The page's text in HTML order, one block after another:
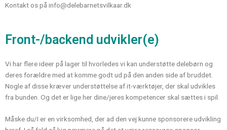
Kontakt os på info@delebarnetsvilkaar.dk
Front-/backend udvikler(e)
Vi har flere ideer på lager til hvorledes vi kan understøtte delebørn og
deres forældre med at komme godt ud på den anden side af bruddet.
Nogle af disse kræver understøttelse af it-værktøjer, der skal udvikles
fra bunden. Og det er lige her dine/jeres kompetencer skal sættes i spil.
Måske du/I er en virksomhed, der ad den vej kunne sponsorere udvikling